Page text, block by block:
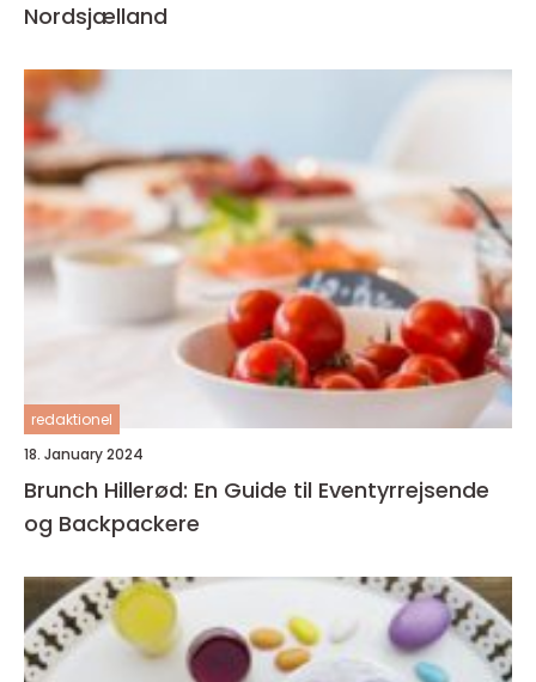
Nordsjælland
redaktionel
18. January 2024
Brunch Hillerød: En Guide til Eventyrrejsende
og Backpackere